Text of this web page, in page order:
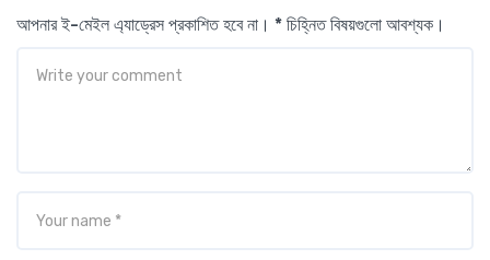
আপনার ই-মেইল এ্যাড্রেস প্রকাশিত হবে না। * চিহ্নিত বিষয়গুলো আবশ্যক।